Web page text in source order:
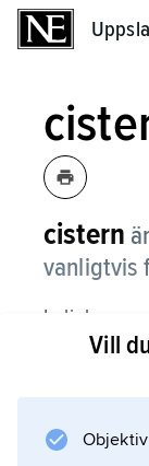
cistern
vanligtvis
I
rundaVill